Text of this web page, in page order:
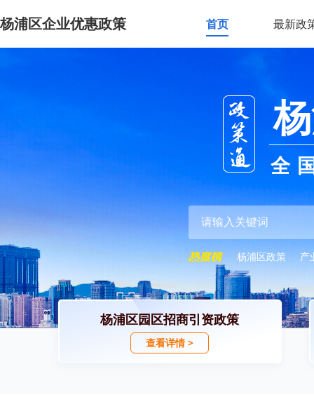
杨浦区企业优惠政策 首页 最新政
全
杨浦区政策 产
杨浦区园区招商引资政策
查看详情 >